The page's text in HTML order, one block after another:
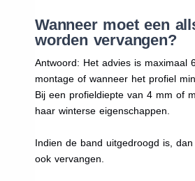
Wanneer moet een
worden vervangen?
Antwoord: Het advies is maximaal
montage of wanneer het profiel
Bij een profieldiepte van 4 mm of
haar winterse eigenschappen.
Indien de band uitgedroogd is,
ook vervangen.